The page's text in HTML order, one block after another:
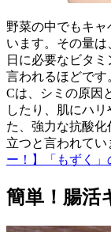
野菜の中でもキ
います。その量は
日に必要なビタ
言われるほどで
Cは、シミの原因
したり、肌にハ
た、強力な抗酸
立つと言われてい
ー！】「もずく」
簡単！腸活